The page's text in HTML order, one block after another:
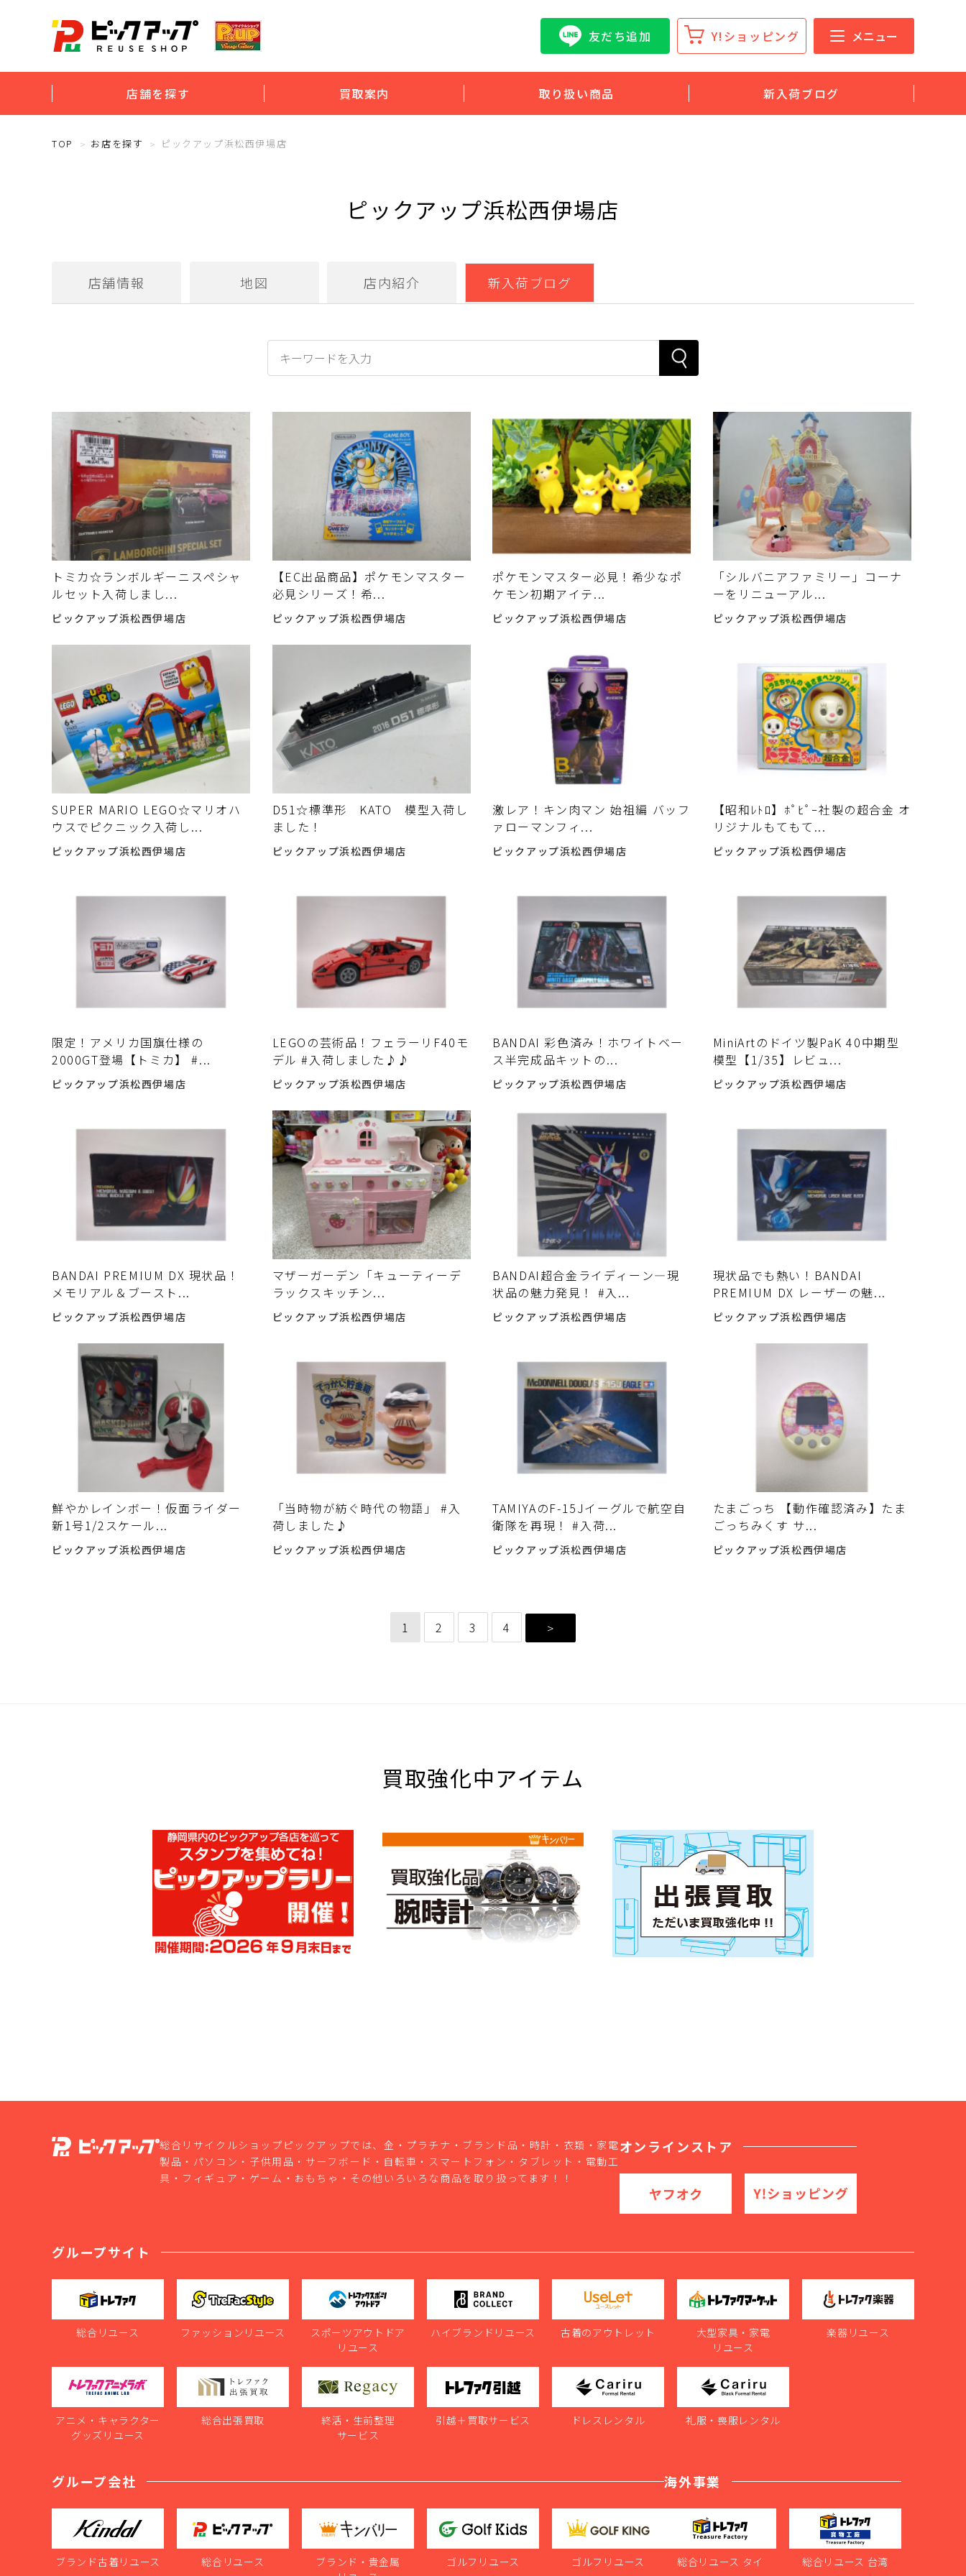
友だち追加 Y!ショッピング メニュー
店舗を探す 買取案内 取り扱い商品 新入荷ブログ
TOP お店を探す ピックアップ浜松西伊場店
ピックアップ浜松西伊場店
店舗情報 地図 店内紹介 新入荷ブログ
トミカ☆ランボルギーニスペシャ
ルセット入荷しまし...
ピックアップ浜松西伊場店
【EC出品商品】ポケモンマスター
必見シリーズ！希...
ピックアップ浜松西伊場店
ポケモンマスター必見！希少なポ
ケモン初期アイテ...
ピックアップ浜松西伊場店
「シルバニアファミリー」コーナ
ーをリニューアル...
ピックアップ浜松西伊場店
SUPER MARIO LEGO☆マリオハ
ウスでピクニック入荷し...
ピックアップ浜松西伊場店
D51☆標準形 KATO 模型入荷し
ました！
ピックアップ浜松西伊場店
激レア！キン肉マン 始祖編 バッフ
ァローマンフィ...
ピックアップ浜松西伊場店
【昭和ﾚﾄﾛ】ﾎﾟﾋﾟｰ社製の超合金 オ
リジナルもてもて...
ピックアップ浜松西伊場店
限定！アメリカ国旗仕様の
2000GT登場【トミカ】 #...
ピックアップ浜松西伊場店
LEGOの芸術品！フェラーリF40モ
デル #入荷しました♪♪
ピックアップ浜松西伊場店
BANDAI 彩色済み！ホワイトベー
ス半完成品キットの...
ピックアップ浜松西伊場店
MiniArtのドイツ製PaK 40中期型
模型【1/35】レビュ...
ピックアップ浜松西伊場店
BANDAI PREMIUM DX 現状品！
メモリアル＆ブースト...
ピックアップ浜松西伊場店
マザーガーデン「キューティーデ
ラックスキッチン...
ピックアップ浜松西伊場店
BANDAI超合金ライディーン―現
状品の魅力発見！ #入...
ピックアップ浜松西伊場店
現状品でも熱い！BANDAI
PREMIUM DX レーザーの魅...
ピックアップ浜松西伊場店
鮮やかレインボー！仮面ライダー
新1号1/2スケール...
ピックアップ浜松西伊場店
「当時物が紡ぐ時代の物語」 #入
荷しました♪
ピックアップ浜松西伊場店
TAMIYAのF-15Jイーグルで航空自
衛隊を再現！ #入荷...
ピックアップ浜松西伊場店
たまごっち 【動作確認済み】たま
ごっちみくす サ...
ピックアップ浜松西伊場店
1 2 3 4 >
買取強化中アイテム
総合リサイクルショップピックアップでは、金・プラチナ・ブランド品・時計・衣類・家電
製品・パソコン・子供用品・サーフボード・自転車・スマートフォン・タブレット・電動工
具・フィギュア・ゲーム・おもちゃ・その他いろいろな商品を取り扱ってます！！
オンラインストア
グループサイト
総合リユース ファッションリユース
スポーツアウトドア
リユース
ハイブランドリユース 古着のアウトレット
大型家具・家電
リユース
楽器リユース
アニメ・キャラクター
グッズリユース
総合出張買取
終活・生前整理
サービス
引越＋買取サービス ドレスレンタル 礼服・喪服レンタル
グループ会社
ブランド古着リユース 総合リユース
ブランド・貴金属
ゴルフリユース ゴルフリユース
海外事業
総合リユース タイ 総合リユース 台湾